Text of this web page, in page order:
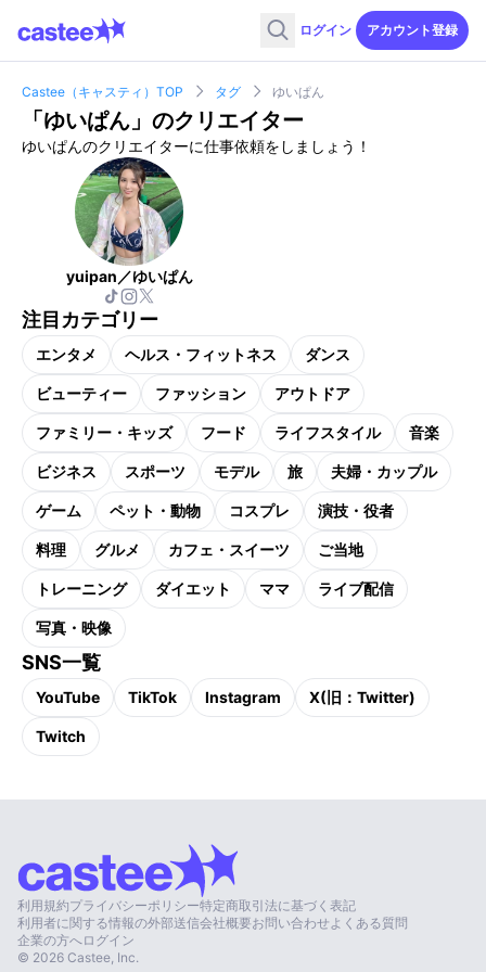
ログイン アカウント登録
Castee（キャスティ）TOP タグ ゆいぱん
「ゆいぱん 」のクリエイター
ゆいぱんのクリエイターに仕事依頼をしましょう！
yuipan／ゆいぱん
注目カテゴリー
エンタメ ヘルス・フィットネス ダンス
ビューティー ファッション アウトドア
ファミリー・キッズ フード ライフスタイル 音楽
ビジネス スポーツ モデル 旅 夫婦・カップル
ゲーム ペット・動物 コスプレ 演技・役者
料理 グルメ カフェ・スイーツ ご当地
トレーニング ダイエット ママ ライブ配信
写真・映像
SNS一覧
YouTube TikTok Instagram X(旧：Twitter)
Twitch
利用規約プライバシーポリシー特定商取引法に基づく表記
利用者に関する情報の外部送信会社概要お問い合わせ よくある質問
企業の方へログイン
© 2026 Castee, Inc.